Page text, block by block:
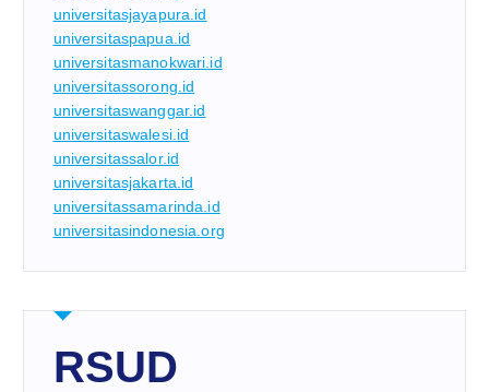
universitasjayapura.id
universitaspapua.id
universitasmanokwari.id
universitassorong.id
universitaswanggar.id
universitaswalesi.id
universitassalor.id
universitasjakarta.id
universitassamarinda.id
universitasindonesia.org
RSUD